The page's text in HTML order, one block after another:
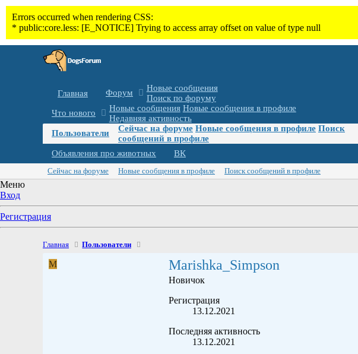
Главная Форум
Новые сообщения
Поиск по форуму
Что нового
Новые сообщения Новые сообщения в профиле
Недавняя активность
Пользователи
Сейчас на форуме Новые сообщения в профиле Поиск
сообщений в профиле
Объявления про животных ВК
Сейчас на форуме Новые сообщения в профиле Поиск сообщений в профиле
Меню
Вход
Регистрация
Главная Пользователи
M Marishka_Simpson
Новичок
Регистрация
13.12.2021
Последняя активность
13.12.2021